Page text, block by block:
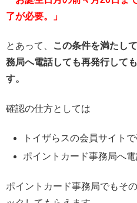
了が必要。」
とあって、
この条件を満たし
務局へ電話しても再発行して
す。
確認の仕方としては
トイザらスの会員サイトで
ポイントカード事務局へ
ポイントカード事務局でもそ